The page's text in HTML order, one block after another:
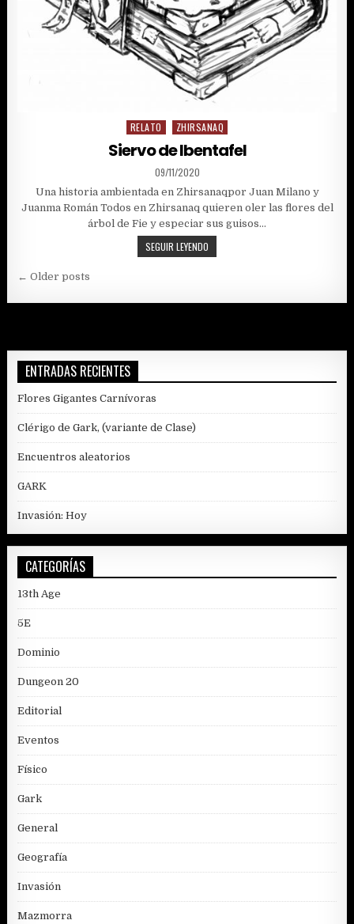
Posted
RELATO ZHIRSANAQ
Siervo de Ibentafel
PUBLISHED
DATE:
09/11/2020
Una historia ambientada en Zhirsanaqpor Juan Milano y
Juanma Román Todos en Zhirsanaq quieren oler las flores del
árbol de Fie y especiar sus guisos…
SEGUIR LEYENDO
DE
Navegación
de
← Older posts
ENTRADAS RECIENTES
Flores Gigantes Carnívoras
Clérigo de Gark, (variante de Clase)
Encuentros aleatorios
GARK
Invasión: Hoy
CATEGORÍAS
13th Age
5E
Dominio
Dungeon 20
Editorial
Eventos
Físico
Gark
General
Geografía
Invasión
Mazmorra